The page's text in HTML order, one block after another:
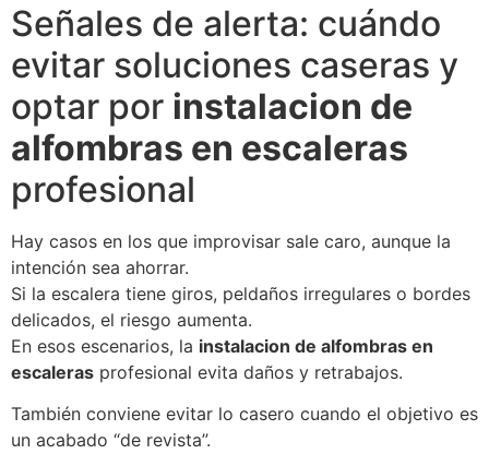
Señales de alerta: cuándo
evitar soluciones caseras y
optar por instalacion de
alfombras en escaleras
profesional
Hay casos en los que improvisar sale caro, aunque la
intención sea ahorrar.
Si la escalera tiene giros, peldaños irregulares o bordes
delicados, el riesgo aumenta.
En esos escenarios, la instalacion de alfombras en
escaleras profesional evita daños y retrabajos.
También conviene evitar lo casero cuando el objetivo es
un acabado “de revista”.